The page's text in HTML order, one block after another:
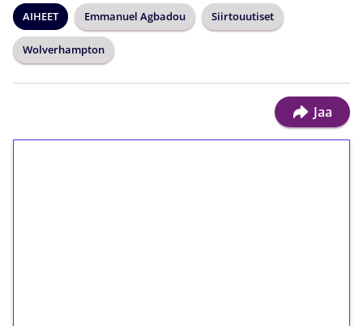
AIHEET Emmanuel Agbadou Siirtouutiset
Wolverhampton
Jaa